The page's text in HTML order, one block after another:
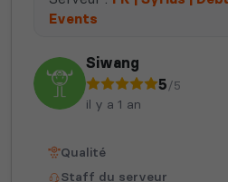
Events
Siwang
5/5
il y a 1 an
Qualité
Staff du serveur